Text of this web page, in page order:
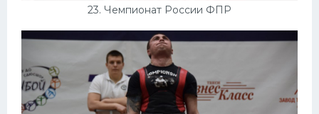
23. Чемпионат России ФПР